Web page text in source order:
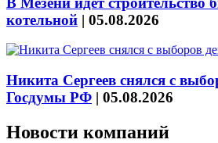
котельной | 05.08.2026
Никита Сергеев снялся с
Госдумы РФ | 05.08.2026
Новости компаний